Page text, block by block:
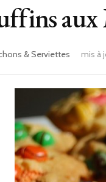
aux
& Serviettes mis à